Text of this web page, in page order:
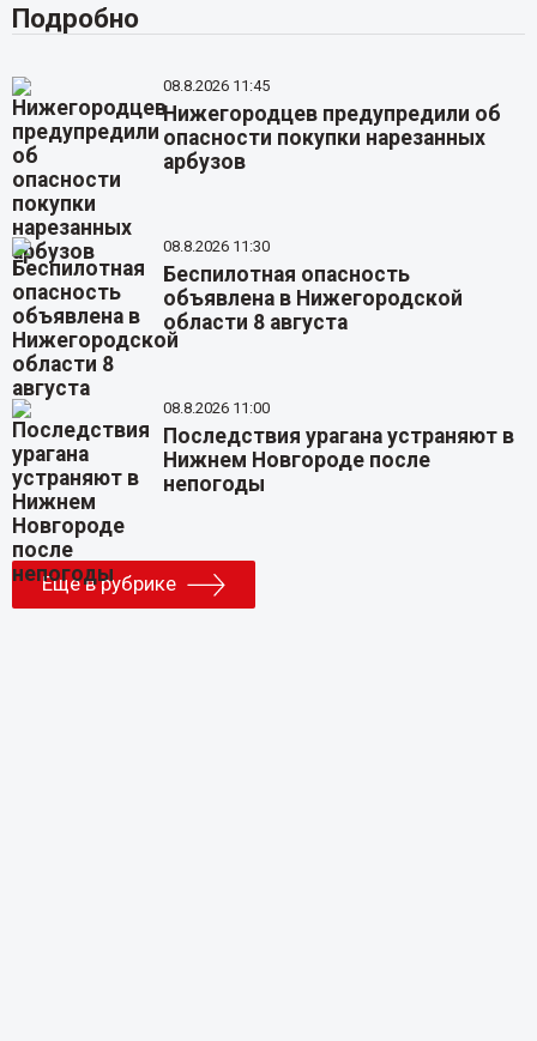
Подробно
08.8.2026 11:45
Нижегородцев предупредили об
опасности покупки нарезанных
арбузов
08.8.2026 11:30
Беспилотная опасность
объявлена в Нижегородской
области 8 августа
08.8.2026 11:00
Последствия урагана устраняют в
Нижнем Новгороде после
непогоды
Еще в рубрике